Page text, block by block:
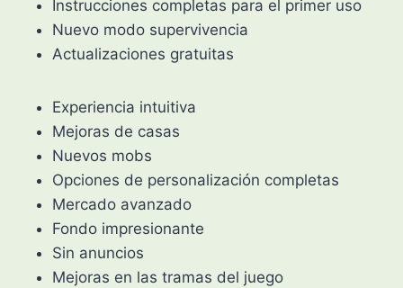
Instrucciones completas para el primer uso
Nuevo modo supervivencia
Actualizaciones gratuitas
Experiencia intuitiva
Mejoras de casas
Nuevos mobs
Opciones de personalización completas
Mercado avanzado
Fondo impresionante
Sin anuncios
Mejoras en las tramas del juego